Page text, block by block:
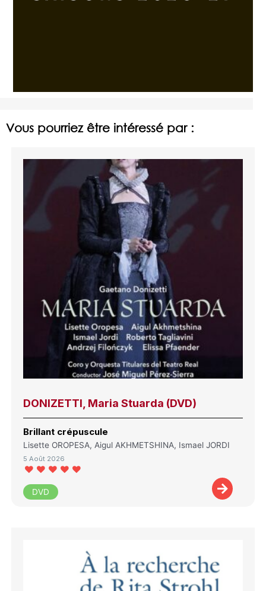
Vous pourriez être intéressé par :
DONIZETTI, Maria Stuarda (DVD)
Brillant crépuscule
Lisette OROPESA, Aigul AKHMETSHINA, Ismael JORDI
5 Août 2026
DVD